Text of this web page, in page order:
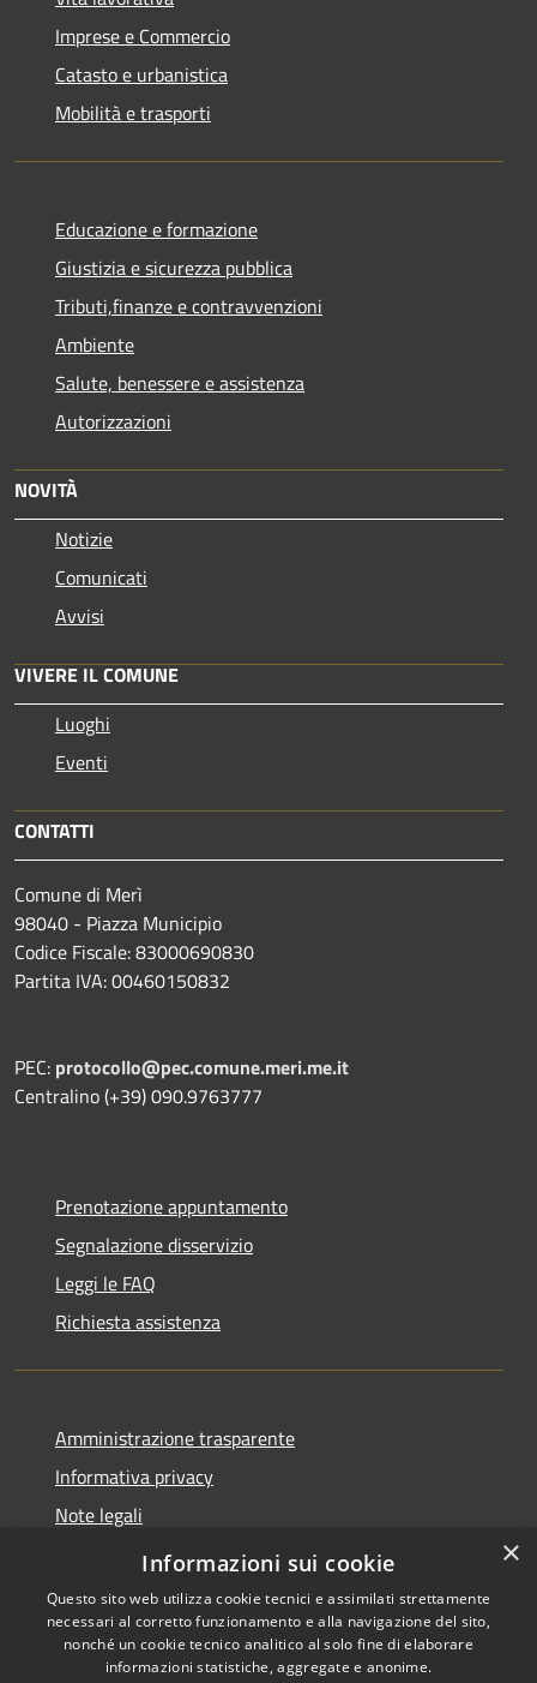
Imprese e Commercio
Catasto e urbanistica
Mobilità e trasporti
Educazione e formazione
Giustizia e sicurezza pubblica
Tributi,finanze e contravvenzioni
Ambiente
Salute, benessere e assistenza
Autorizzazioni
NOVITÀ
Notizie
Comunicati
Avvisi
VIVERE IL COMUNE
Luoghi
Eventi
CONTATTI
Comune di Merì
98040 - Piazza Municipio
Codice Fiscale: 83000690830
Partita IVA: 00460150832
PEC: protocollo@pec.comune.meri.me.it
Centralino (+39) 090.9763777
Prenotazione appuntamento
Segnalazione disservizio
Leggi le FAQ
Richiesta assistenza
Amministrazione trasparente
Informativa privacy
Note legali
Dichiarazione di accessibilità
Copyright © 2026 • Comune di
×
Informazioni sui cookie
Questo sito web utilizza cookie tecnici e assimilati strettamente
necessari al corretto funzionamento e alla navigazione del sito,
nonché un cookie tecnico analitico al solo fine di elaborare
informazioni statistiche, aggregate e anonime.